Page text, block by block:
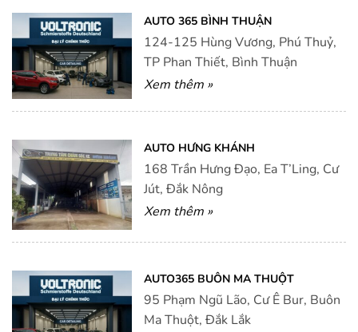
AUTO 365 BÌNH THUẬN
124-125 Hùng Vương, Phú Thuỷ,
TP Phan Thiết, Bình Thuận
Xem thêm »
AUTO HƯNG KHÁNH
168 Trần Hưng Đạo, Ea T’Ling, Cư
Jút, Đắk Nông
Xem thêm »
AUTO365 BUÔN MA THUỘT
95 Phạm Ngũ Lão, Cư Ê Bur, Buôn
Ma Thuột, Đắk Lắk